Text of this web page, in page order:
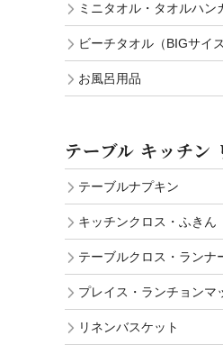
ミニタオル・タオルハン
ビーチタオル（BIGサイズ
お風呂用品
テーブル キッチン
テーブルナプキン
キッチンクロス・ふきん
テーブルクロス・ランナ
プレイス・ランチョンマ
リネンバスケット